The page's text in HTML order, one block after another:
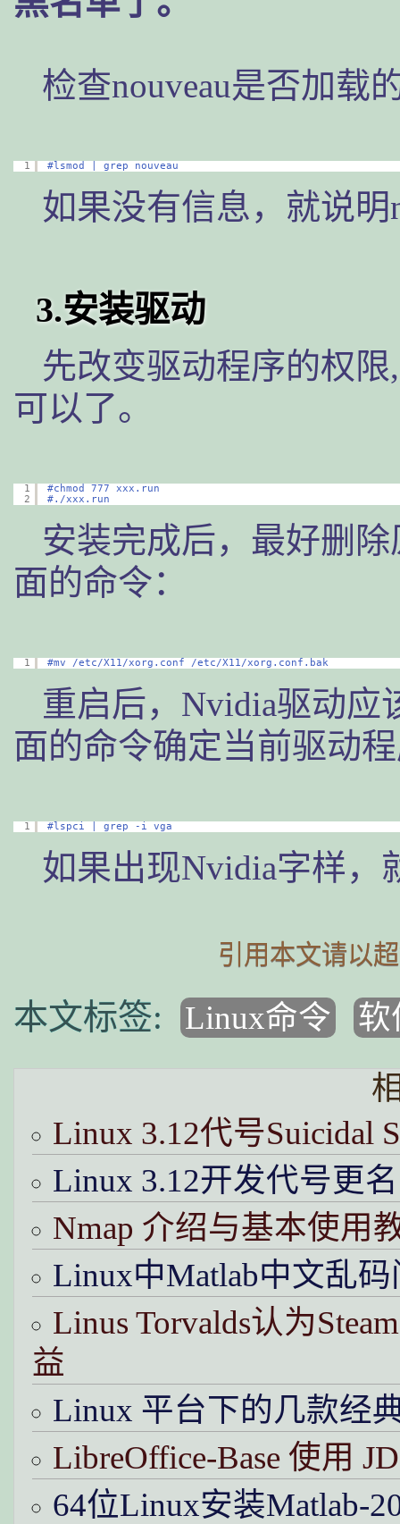
检查nouveau是否加载
1 #lsmod | grep nouveau
如果没有信息，就说明
3.安装驱动
先改变驱动程序的权
可以了。
1
2
#chmod 777 xxx.run
#./xxx.run
安装完成后，最好删
面的命令：
1 #mv /etc/X11/xorg.conf /etc/X11/xorg.conf.bak
重启后，Nvidia驱动应
面的命令确定当前驱动
1 #lspci | grep -i vga
如果出现Nvidia字样，
引用本文请以
Linux命令
软
Linux 3.12代号Suicidal
Linux 3.12开发代号更
Nmap 介绍与基本使用
Linux中Matlab中文乱
Linus Torvalds认为
益
Linux 平台下的几款经
LibreOffice-Base 使用
64位Linux安装Matlab-